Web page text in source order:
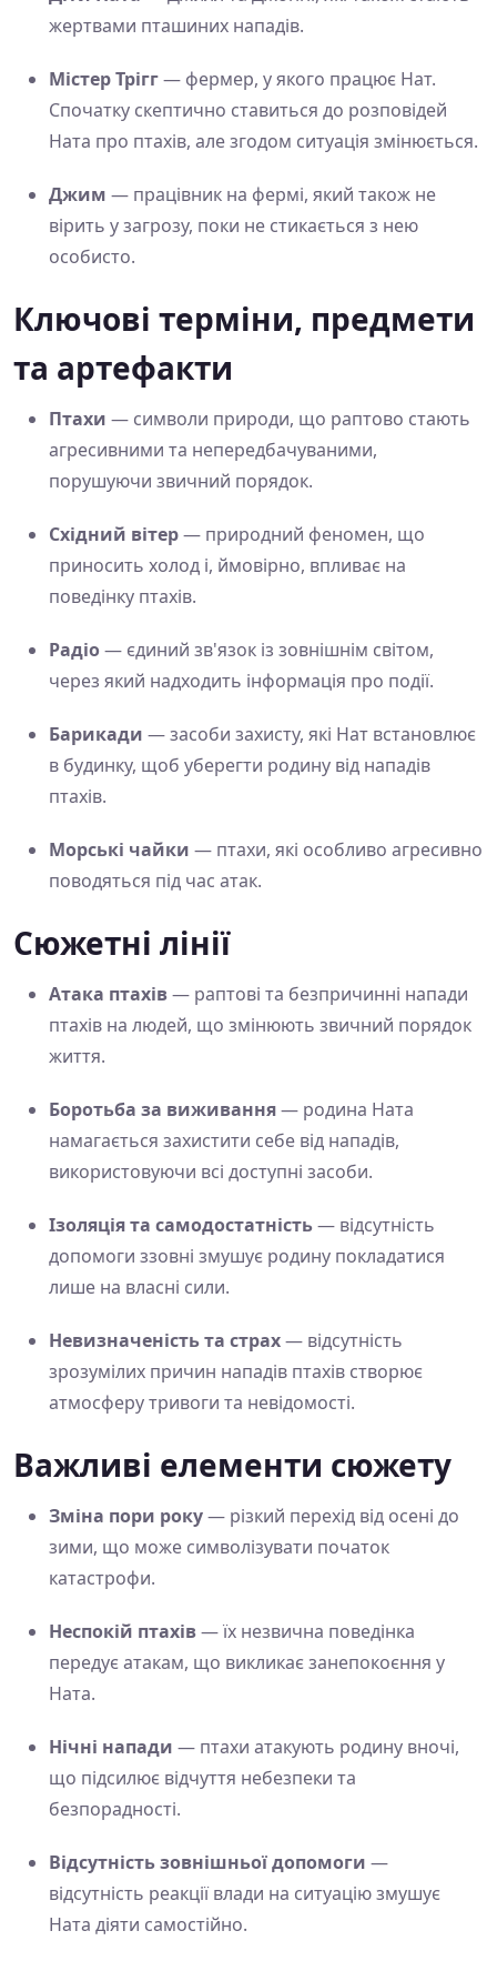
жертвами пташиних нападів.
Містер Трігг— фермер, у якого працює Нат.
Спочатку скептично ставиться до розповідей
Ната про птахів, але згодом ситуація змінюється.
Джим — працівник на фермі, який також не
вірить у загрозу, поки не стикається з нею
особисто.
Ключові терміни, предмети
та артефакти
Птахи — символи природи, що раптово стають
агресивними та непередбачуваними,
порушуючи звичний порядок.
Східний вітер— природний феномен, що
приносить холод і, ймовірно, впливає на
поведінку птахів.
Радіо— єдиний зв'язок із зовнішнім світом,
через який надходить інформація про події.
Барикади — засоби захисту, які Нат встановлює
в будинку, щоб уберегти родину від нападів
птахів.
Морські чайки — птахи, які особливо агресивно
поводяться під час атак.
Сюжетні лінії
Атака птахів— раптові та безпричинні напади
птахів на людей, що змінюють звичний порядок
життя.
Боротьба за виживання— родина Ната
намагається захистити себе від нападів,
використовуючи всі доступні засоби.
Ізоляція та самодостатність— відсутність
допомоги ззовні змушує родину покладатися
лише на власні сили.
Невизначеність та страх— відсутність
зрозумілих причин нападів птахів створює
атмосферу тривоги та невідомості.
Важливі елементи сюжету
Зміна пори року— різкий перехід від осені до
зими, що може символізувати початок
катастрофи.
Неспокій птахів— їх незвична поведінка
передує атакам, що викликає занепокоєння у
Ната.
Нічні напади — птахи атакують родину вночі,
що підсилює відчуття небезпеки та
безпорадності.
Відсутність зовнішньої допомоги —
відсутність реакції влади на ситуацію змушує
Ната діяти самостійно.